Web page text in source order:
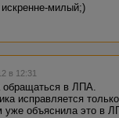
милый;)
в 12:31
обращаться в ЛПА.
исправляется
уже объяснила это в